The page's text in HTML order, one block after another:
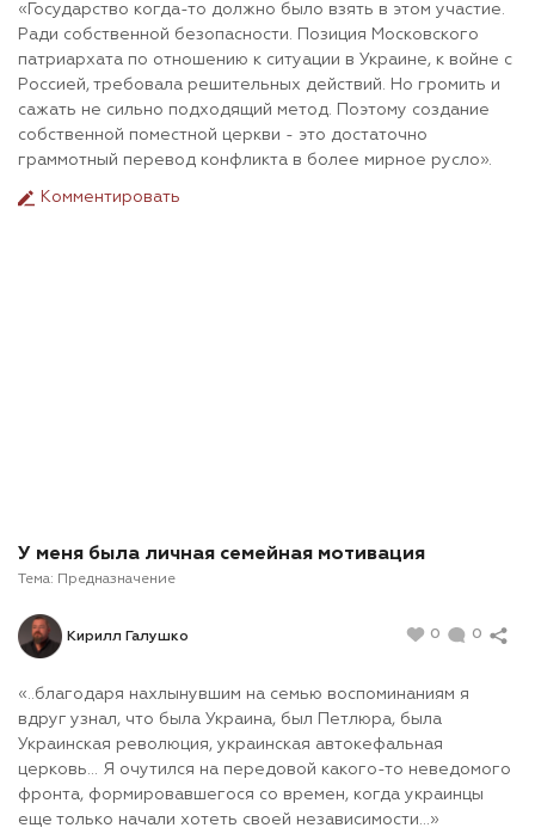
«Государство когда-то должно было взять в этом участие.
Ради собственной безопасности. Позиция Московского
патриархата по отношению к ситуации в Украине, к войне с
Россией, требовала решительных действий. Но громить и
сажать не сильно подходящий метод. Поэтому создание
собственной поместной церкви - это достаточно
граммотный перевод конфликта в более мирное русло».
Комментировать
У меня была личная семейная мотивация
Тема: Предназначение
Кирилл Галушко 0 0
«..благодаря нахлынувшим на семью воспоминаниям я
вдруг узнал, что была Украина, был Петлюра, была
Украинская революция, украинская автокефальная
церковь… Я очутился на передовой какого-то неведомого
фронта, формировавшегося со времен, когда украинцы
еще только начали хотеть своей независимости…»